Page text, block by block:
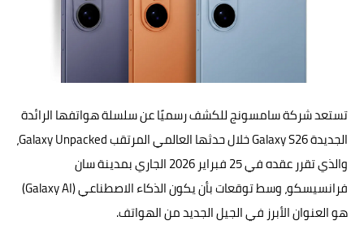
تستعد شركة سامسونج للكشف رسميًا عن سلسلة هواتفها الرائدة
الجديدة Galaxy S26 خلال حدثها العالمي المرتقب
Galaxy Unpacked،
والذي تقرر عقده في 25 فبراير 2026 الجاري بمدينة سان
فرانسيسكو، وسط توقعات بأن يكون الذكاء الاصطناعي (Galaxy AI)
هو العنوان الأبرز في الجيل الجديد من الهواتف.